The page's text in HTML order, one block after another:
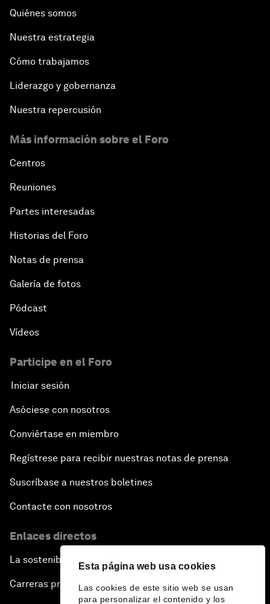
Esta página web usa cookies
Las cookies de este sitio web se usan
para personalizar el contenido y los
Quiénes somos
Nuestra estrategia
Cómo trabajamos
Liderazgo y gobernanza
Nuestra repercusión
Más información sobre el Foro
Centros
Reuniones
Partes interesadas
Historias del Foro
Notas de prensa
Galería de fotos
Pódcast
Vídeos
Participe en el Foro
Iniciar sesión
Asóciese con nosotros
Conviértase en miembro
Regístrese para recibir nuestras notas de prensa
Suscríbase a nuestros boletines
Contacte con nosotros
Enlaces directos
La sostenibilidad en el Foro
Carreras profesionales